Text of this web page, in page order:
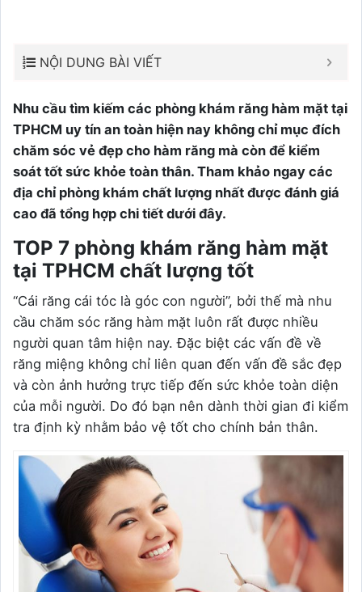
NỘI DUNG BÀI VIẾT
Nhu cầu tìm kiếm các phòng khám răng hàm mặt tại
TPHCM uy tín an toàn hiện nay không chỉ mục đích
chăm sóc vẻ đẹp cho hàm răng mà còn để kiểm
soát tốt sức khỏe toàn thân. Tham khảo ngay các
địa chỉ phòng khám chất lượng nhất được đánh giá
cao đã tổng hợp chi tiết dưới đây.
TOP 7 phòng khám răng hàm mặt
tại TPHCM chất lượng tốt
“Cái răng cái tóc là góc con người”, bởi thế mà nhu
cầu chăm sóc răng hàm mặt luôn rất được nhiều
người quan tâm hiện nay. Đặc biệt các vấn đề về
răng miệng không chỉ liên quan đến vấn đề sắc đẹp
và còn ảnh hưởng trực tiếp đến sức khỏe toàn diện
của mỗi người. Do đó bạn nên dành thời gian đi kiểm
tra định kỳ nhằm bảo vệ tốt cho chính bản thân.